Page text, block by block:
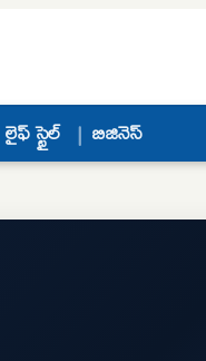
లైఫ్ స్టైల్ బిజినెస్